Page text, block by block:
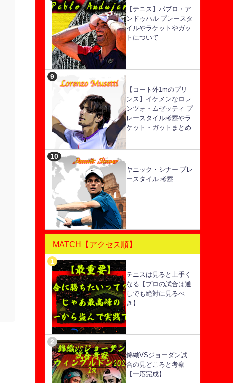
【テニス】パブロ・ア
ンドゥハル プレースタ
イルやラケットやガッ
トについて
【コート外1mのプリ
ンス】イケメンなロレ
ンツォ・ムゼッティ プ
レースタイル考察やラ
ケット・ガットまとめ
ヤニック・シナー プレ
ースタイル 考察
MATCH【アクセス順】
テニスは見ると上手く
なる【プロの試合は通
しでも絶対に見るべ
き】
錦織VSジョーダン試
合の見どころと考察
【一応完成】